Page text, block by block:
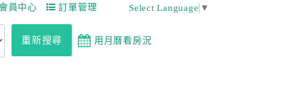
員中心 訂單管理 Select Language ▼
重新搜尋 用月曆看房況